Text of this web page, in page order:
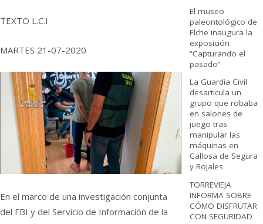
TEXTO L.C.I
MARTES 21-07-2020
En el marco de una investigación conjunta
del FBI y del Servicio de Información de la
El museo
paleontológico de
Elche inaugura la
exposición
“Capturando el
pasado”
La Guardia Civil
desarticula un
grupo que robaba
en salones de
juego tras
manipular las
máquinas en
Callosa de Segura
y Rojales
TORREVIEJA
INFORMA SOBRE
CÓMO DISFRUTAR
CON SEGURIDAD